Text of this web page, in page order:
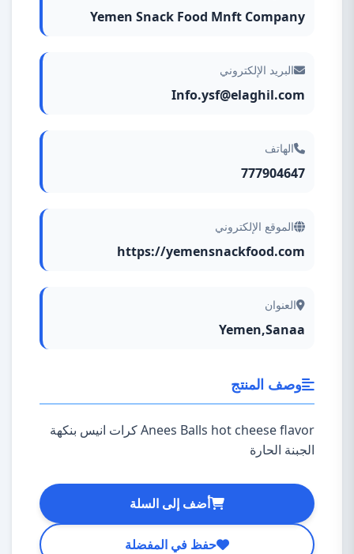
Yemen Snack Food Mnft Company
البريد الإلكتروني
Info.ysf@elaghil.com
الهاتف
777904647
الموقع الإلكتروني
https://yemensnackfood.com
العنوان
Yemen,Sanaa
وصف المنتج
Anees Balls hot cheese flavor كرات انيس بنكهة
الجبنة الحارة
أضف إلى السلة
حفظ في المفضلة